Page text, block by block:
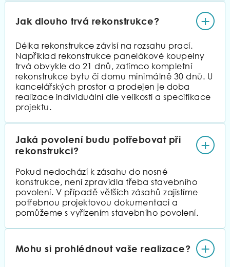
Jak dlouho trvá rekonstrukce? +
Délka rekonstrukce závisí na rozsahu prací.
Například rekonstrukce panelákové koupelny
trvá obvykle do 21 dnů, zatímco kompletní
rekonstrukce bytu či domu minimálně 30 dnů. U
kancelářských prostor a prodejen je doba
realizace individuální dle velikosti a specifikace
projektu.
Jaká povolení budu potřebovat při
rekonstrukci?
+
Pokud nedochází k zásahu do nosné
konstrukce, není zpravidla třeba stavebního
povolení. V případě větších zásahů zajistíme
potřebnou projektovou dokumentaci a
pomůžeme s vyřízením stavebního povolení.
Mohu si prohlédnout vaše realizace? +